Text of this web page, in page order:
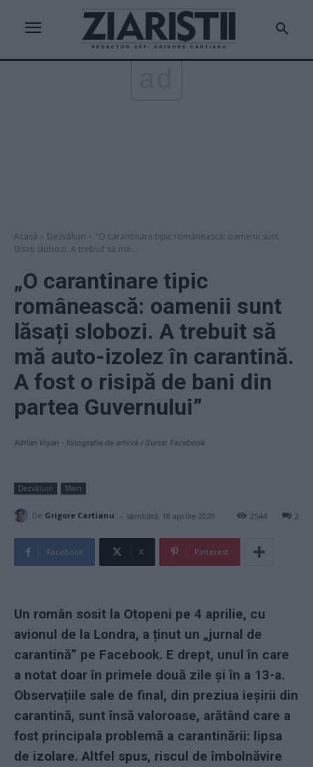
Acasă Dezvăluiri
"O carantinare tipic românească: oamenii sunt
lăsați slobozi. A trebuit să mă...
„O carantinare tipic
românească: oamenii sunt
lăsați slobozi. A trebuit să
mă auto-izolez în carantină.
A fost o risipă de bani din
partea Guvernului”
Adrian Vișan - fotografie de arhivă / Sursa: Facebook
Dezvăluiri Main
De Grigore Cartianu - sâmbătă, 18 aprilie 2020 2
2544
Facebook X Pinterest
Un român sosit la Otopeni pe 4 aprilie, cu
avionul de la Londra, a ținut un „jurnal de
carantină” pe Facebook. E drept, unul în care
a notat doar în primele două zile și în a 13-a.
Observațiile sale de final, din preziua ieșirii din
carantină, sunt însă valoroase, arătând care a
fost principala problemă a carantinării: lipsa
de izolare. Altfel spus, riscul de îmbolnăvire